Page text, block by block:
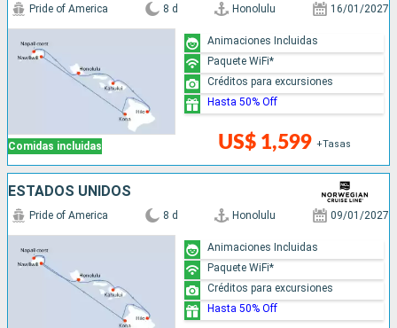
Comidas incluidas
Pride of America 8 d Honolulu 16/01/2027
US$ 1,599 +Tasas
Animaciones Incluidas
Paquete WiFi*
Créditos para excursiones
Hasta 50% Off
ESTADOS UNIDOS
Pride of America 8 d Honolulu 09/01/2027
Animaciones Incluidas
Paquete WiFi*
Créditos para excursiones
Hasta 50% Off